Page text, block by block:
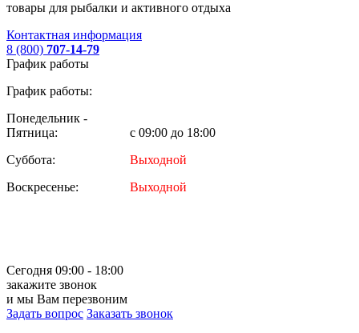
товары для рыбалки и активного отдыха
Контактная информация
8 (800) 707-14-79
График работы
График работы:
Понедельник -
Пятница:
с 09:00 до 18:00
Суббота:
Выходной
Воскресенье:
Выходной
Сегодня 09:00 - 18:00
закажите звонок
и мы Вам перезвоним
Задать вопрос Заказать звонок